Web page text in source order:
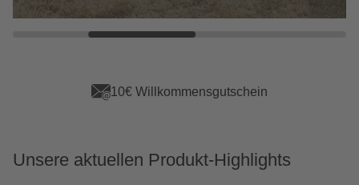
10€ Willkommensgutschein
Unsere aktuellen Produkt-Highlights